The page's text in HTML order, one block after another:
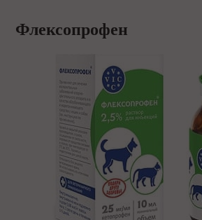
Флексопрофен